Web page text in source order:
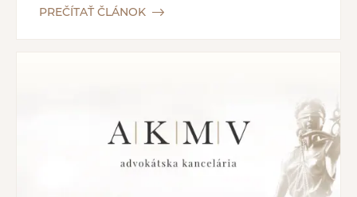
PREČÍTAŤ ČLÁNOK